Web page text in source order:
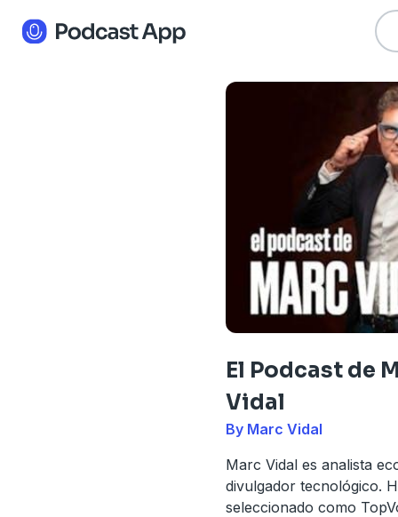
El Podcast de
Vidal
By Marc Vidal
Marc Vidal es analista
divulgador tecnológico.
seleccionado como